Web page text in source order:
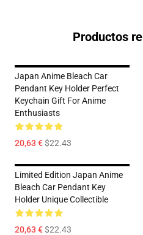
Productos
Japan Anime Bleach Car
Pendant Key Holder Perfect
Keychain Gift For Anime
Enthusiasts
20,63 €$22.43
Limited Edition Japan Anime
Bleach Car Pendant Key
Holder Unique Collectible
20,63 €$22.43